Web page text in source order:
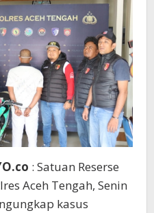
: Satuan Reserse
Aceh Tengah, Senin
kasus